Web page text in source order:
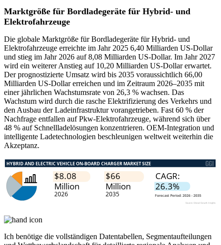
Marktgröße für Bordladegeräte für Hybrid- und
Elektrofahrzeuge
Die globale Marktgröße für Bordladegeräte für Hybrid- und
Elektrofahrzeuge erreichte im Jahr 2025 6,40 Milliarden US-Dollar
und stieg im Jahr 2026 auf 8,08 Milliarden US-Dollar. Im Jahr 2027
wird ein weiterer Anstieg auf 10,20 Milliarden US-Dollar erwartet.
Der prognostizierte Umsatz wird bis 2035 voraussichtlich 66,00
Milliarden US-Dollar erreichen und im Zeitraum 2026–2035 mit
einer jährlichen Wachstumsrate von 26,3 % wachsen. Das
Wachstum wird durch die rasche Elektrifizierung des Verkehrs und
den Ausbau der Ladeinfrastruktur vorangetrieben. Fast 60 % der
Nachfrage entfallen auf Pkw-Elektrofahrzeuge, während sich über
48 % auf Schnellladelösungen konzentrieren. OEM-Integration und
intelligente Ladetechnologien beschleunigen weltweit weiterhin die
Akzeptanz.
Ich benötige die vollständigen Datentabellen, Segmentaufteilungen